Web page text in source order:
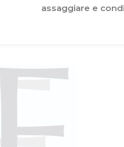
assaggiare e